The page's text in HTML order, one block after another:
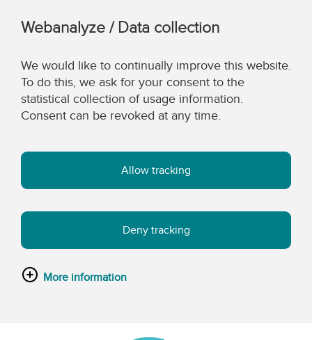
Webanalyze / Data collection
We would like to continually improve this website.
To do this, we ask for your consent to the
statistical collection of usage information.
Consent can be revoked at any time.
Allow tracking
Deny tracking
More information